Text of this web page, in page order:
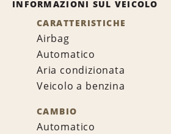
INFORMAZIONI SUL VEICOLO
CARATTERISTICHE
Airbag
Automatico
Aria condizionata
Veicolo a benzina
CAMBIO
Automatico